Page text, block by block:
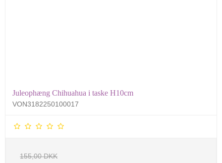
Juleophæng Chihuahua i taske H10cm
VON3182250100017
155,00 DKK